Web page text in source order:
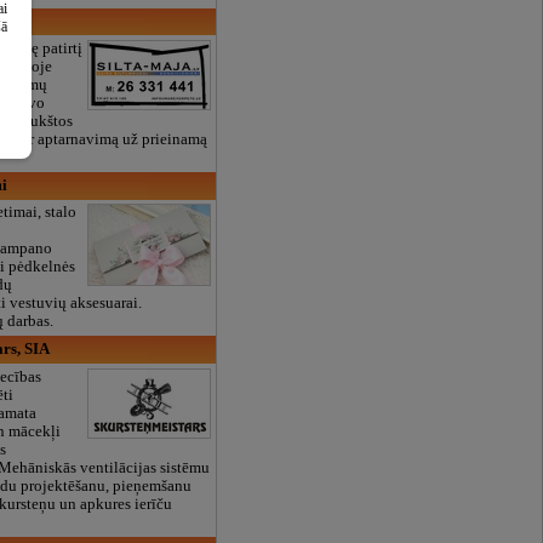
patirtį
rinkoje
savo
aukštos
ir aptarnavimą už prieinamą
stalo
pėdkelnės
vestuvių aksesuarai.
darbas.
SIA
mācekļi
ventilācijas sistēmu
projektēšanu, pieņemšanu
un apkures ierīču